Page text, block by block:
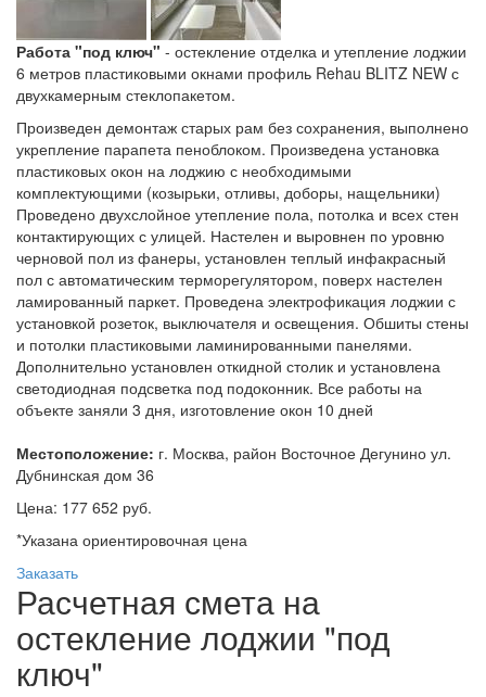
Работа "под ключ" - остекление отделка и утепление лоджии
6 метров пластиковыми окнами профиль Rehau BLITZ NEW с
двухкамерным стеклопакетом.
Произведен демонтаж старых рам без сохранения, выполнено
укрепление парапета пеноблоком. Произведена установка
пластиковых окон на лоджию с необходимыми
комплектующими (козырьки, отливы, доборы, нащельники)
Проведено двухслойное утепление пола, потолка и всех стен
контактирующих с улицей. Настелен и выровнен по уровню
черновой пол из фанеры, установлен теплый инфакрасный
пол с автоматическим терморегулятором, поверх настелен
ламированный паркет. Проведена электрофикация лоджии с
установкой розеток, выключателя и освещения. Обшиты стены
и потолки пластиковыми ламинированными панелями.
Дополнительно установлен откидной столик и установлена
светодиодная подсветка под подоконник. Все работы на
объекте заняли 3 дня, изготовление окон 10 дней
Местоположение: г. Москва, район Восточное Дегунино ул.
Дубнинская дом 36
Цена: 177 652 руб.
*Указана ориентировочная цена
Заказать
Расчетная смета на
остекление лоджии "под
ключ"